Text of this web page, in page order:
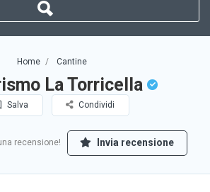
Home Cantine
La Torricella
Salva Condividi
recensione! Invia recensione